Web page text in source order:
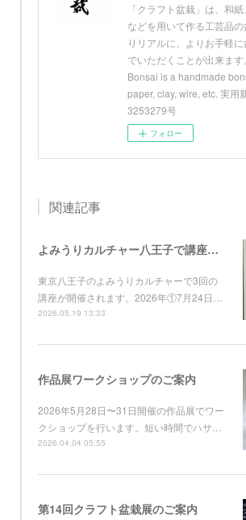
「クラフト盆栽」は、和
などを用いて作る工芸品の
りリアルに、よりお手軽
でいただくことが出来ま
Bonsai is a handmade
paper, clay, wire, etc. 実用
3253279号
フォロー
関連記事
よみうりカルチャー八王子で講座開催
東京八王子のよみうりカルチャーで3回の
講座が開催されます。2026年①7月24日…
2026.05.19 13:33
作品展ワークショップのご案内
2026年5月28日〜31日開催の作品展でワー
クショップを行います。短い時間でハサ…
2026.04.04 05:55
第14回クラフト盆栽展のご案内